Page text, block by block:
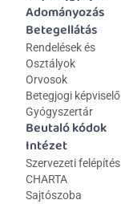
Adományozás
Betegellátás
Rendelések és
Osztályok
Orvosok
Betegjogi képviselő
Gyógyszertár
Beutaló kódok
Intézet
Szervezeti felépítés
CHARTA
Sajtószoba